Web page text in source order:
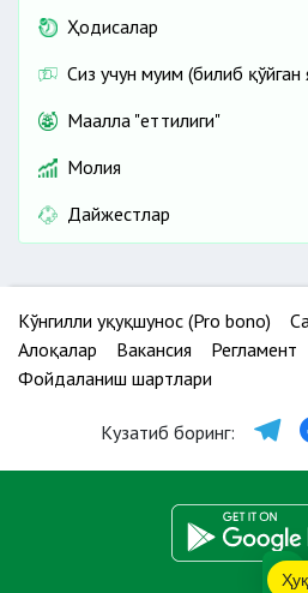
Ҳодисалар
Сиз учун муҳим (билиб қўйган
Маҳалла "еттилиги"
Молия
Дайжестлар
Кўнгилли ҳуқуқшунос (Pro bono)
Алоқалар
Вакансия Регламент
Фойдаланиш шартлари
Кузатиб боринг: